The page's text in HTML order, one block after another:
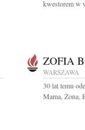
kwestorem w
ZOFIA
WARSZAWA
30 lat temu
Mama, Żona,